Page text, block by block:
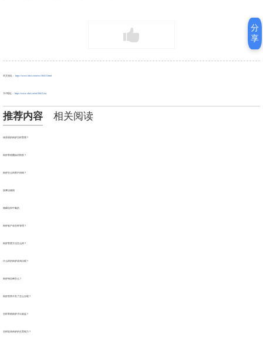
本文地址： https://www.ohei.cn/news/30415.html
TXT地址： https://www.ohei.cn/txt/30415.txt
推荐内容 相关阅读
体质弱的肉驴怎样育肥？
肉驴养殖圈如何防疫？
肉驴怎么饲养不得病？
按摩治猪病
猪磷化锌中毒的
肉驴临产该怎样管理？
肉驴育肥方法怎么样？
什么样的肉驴该淘汰呢？
肉驴驹拉稀怎么？
肉驴营养不良了怎么办呢？
怎样养殖肉驴才出效益？
怎样提高肉驴的生育能力？
分
享